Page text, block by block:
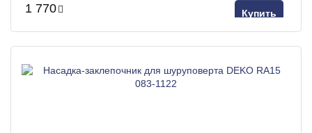
1 770 Купить